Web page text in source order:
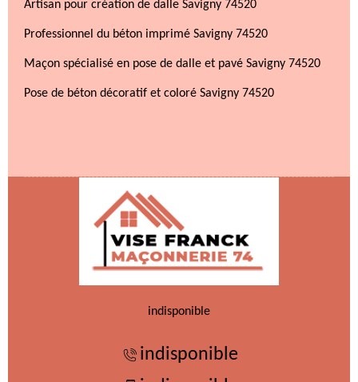
Artisan pour création de dalle Savigny 74520
Professionnel du béton imprimé Savigny 74520
Maçon spécialisé en pose de dalle et pavé Savigny 74520
Pose de béton décoratif et coloré Savigny 74520
indisponible
indisponible